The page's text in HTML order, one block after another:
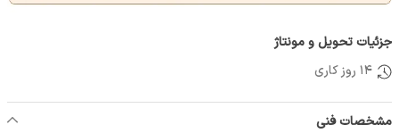
جزئیات تحویل و مونتاژ
14 روز کاری
مشخصات فنی